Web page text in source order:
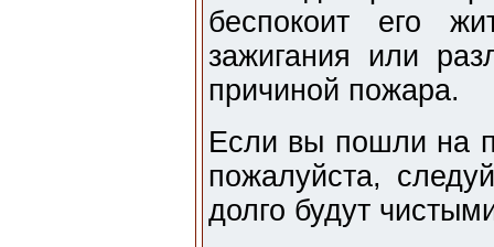
беспокоит его
зажигания или
причиной пожара.
Если вы пошли на
пожалуйста,
долго будут